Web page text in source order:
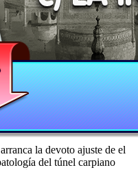
la devoto ajuste de el
del túnel carpiano